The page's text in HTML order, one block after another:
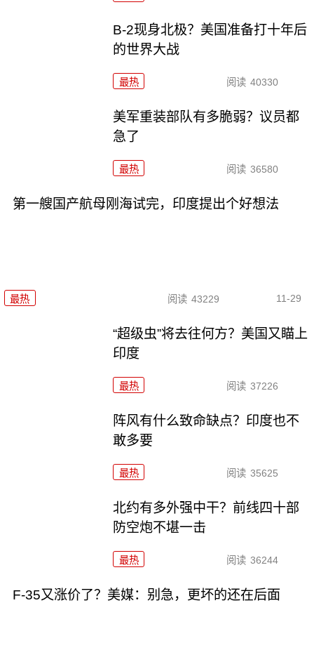
B-2现身北极？美国准备打十年后
的世界大战
最热 阅读 40330
美军重装部队有多脆弱？议员都
急了
最热 阅读 36580
第一艘国产航母刚海试完，印度提出个好想法
最热 阅读 43229 11-29
“超级虫”将去往何方？美国又瞄上
印度
最热 阅读 37226
阵风有什么致命缺点？印度也不
敢多要
最热 阅读 35625
北约有多外强中干？前线四十部
防空炮不堪一击
最热 阅读 36244
F-35又涨价了？美媒：别急，更坏的还在后面